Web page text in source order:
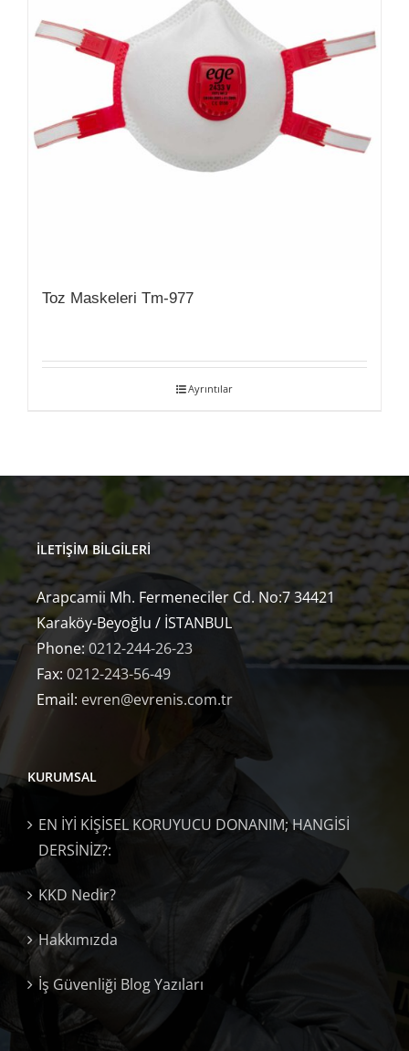
Toz Maskeleri Tm-977
Ayrıntılar
İLETIŞIM BILGILERI
Arapcamii Mh. Fermeneciler Cd. No:7 34421
Karaköy-Beyoğlu / İSTANBUL
Phone: 0212-244-26-23
Fax: 0212-243-56-49
Email: evren@evrenis.com.tr
KURUMSAL
EN İYİ KİŞİSEL KORUYUCU DONANIM; HANGİSİ
DERSİNİZ?:
KKD Nedir?
Hakkımızda
İş Güvenliği Blog Yazıları